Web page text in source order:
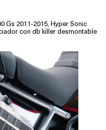
Gs 2011-2015, Hyper Sonic
con db killer desmontable